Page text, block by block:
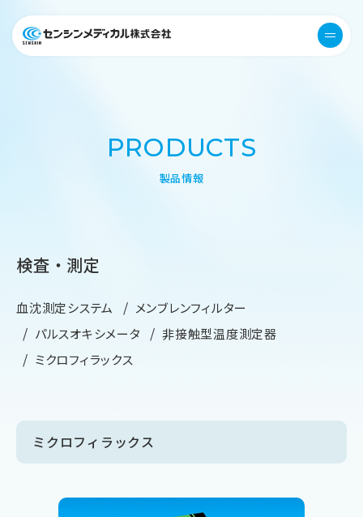
医療機器 衛生用品 センシンメ
menu
PRODUCTS
製品情報
検査・測定
血沈測定システム
メンブレンフィルター
パルスオキシメータ
非接触型温度測定器
ミクロフィラックス
ミクロフィラックス